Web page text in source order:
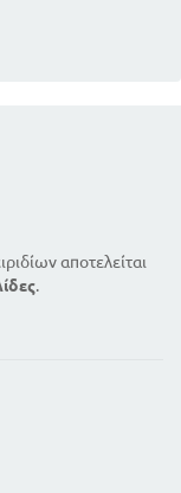
αποτελείται
.